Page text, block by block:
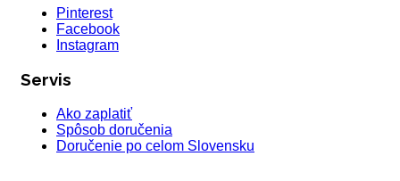
Pinterest
Facebook
Instagram
Servis
Ako zaplatiť
Spôsob doručenia
Doručenie po celom Slovensku